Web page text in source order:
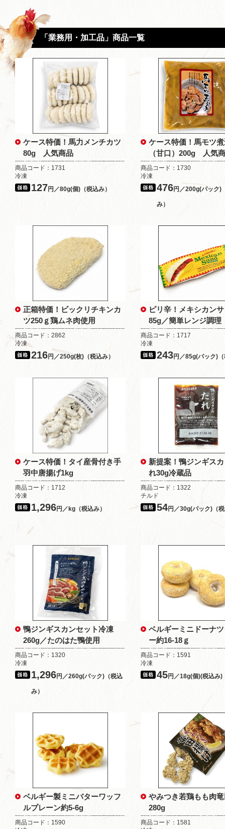
「業務用・加工品」商品一覧
ケース特価！馬力メンチカツ
80g 人気商品
商品コード：1731
冷凍
127円／80g(個)（税込み）
ケース特価！馬モツ
（甘口）200g 人気
商品コード：1730
冷凍
476円／200g(パック)
み）
正箱特価！ビックリチキンカ
ツ250ｇ鶏ムネ肉使用
商品コード：2862
冷凍
216円／250g(枚)（税込み）
ピリ辛！メキシカン
85g／簡単レンジ調理
商品コード：1717
冷凍
243円／85g(パック)
ケース特価！タイ産骨付き手
羽中唐揚げ1kg
商品コード：1712
冷凍
1,296円／kg（税込み）
新提案！鴨ジンギス
れ30g冷蔵品
商品コード：1322
チルド
54円／30g(パック)（
鴨ジンギスカンセット冷凍
260g／たのはた鴨使用
商品コード：1320
冷凍
1,296円／260g(パック)（税込
み）
ベルギーミニドーナ
ー約16-18ｇ
商品コード：1591
冷凍
45円／18g(個)(税込み)
ベルギー製ミニバターワッフ
ルプレーン約5-6g
商品コード：1590
やみつき若鶏もも肉
280g
商品コード：1581